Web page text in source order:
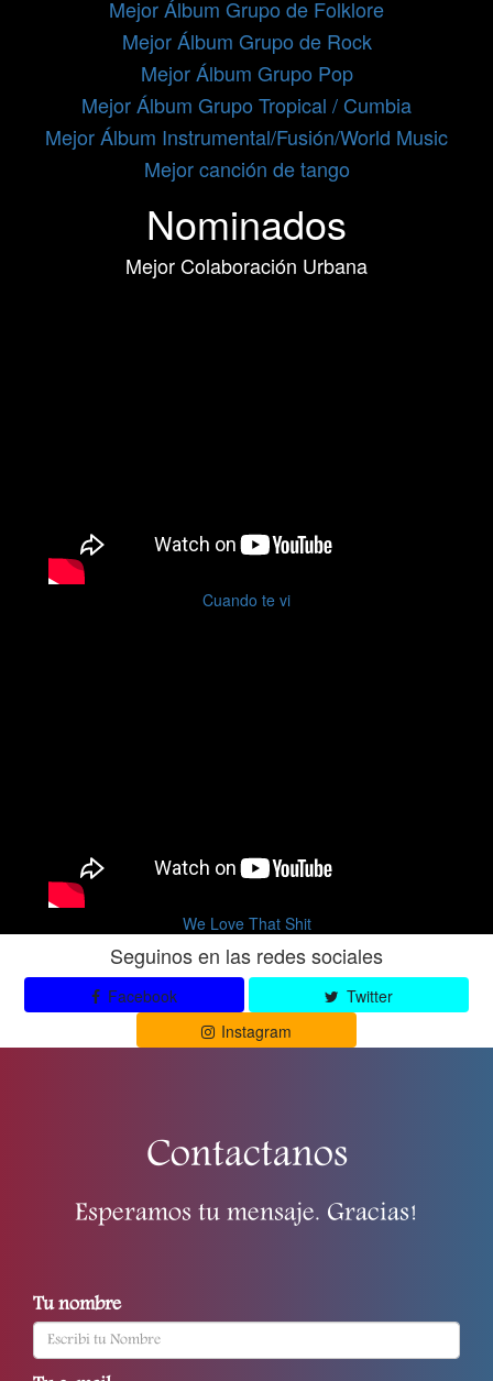
Mejor Álbum Grupo de Folklore
Mejor Álbum Grupo de Rock
Mejor Álbum Grupo Pop
Mejor Álbum Grupo Tropical / Cumbia
Mejor Álbum Instrumental/Fusión/World Music
Mejor canción de tango
Nominados
Mejor Colaboración Urbana
Cuando te vi
We Love That Shit
Seguinos en las redes sociales
Facebook
Twitter
Instagram
Contactanos
Esperamos tu mensaje. Gracias!
Tu nombre